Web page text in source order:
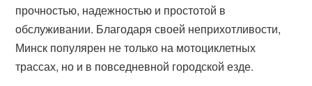
прочностью, надежностью и простотой в
обслуживании. Благодаря своей неприхотливости,
Минск популярен не только на мотоциклетных
трассах, но и в повседневной городской езде.